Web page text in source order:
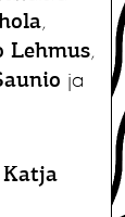
,
Lehmus,
ja
Katja